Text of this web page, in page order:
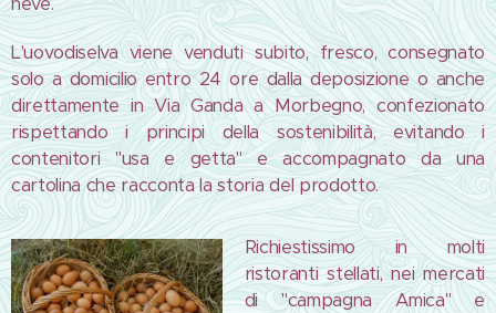
L'uovodiselva viene venduti subito, fresco, consegnato
solo a domicilio entro 24 ore dalla deposizione o anche
direttamente in Via Ganda a Morbegno, confezionato
rispettando i principi della sostenibilità, evitando i
contenitori "usa e getta" e accompagnato da una
cartolina che racconta la storia del prodotto.
Richiestissimo in molti
ristoranti stellati, nei mercati
di "campagna Amica" e